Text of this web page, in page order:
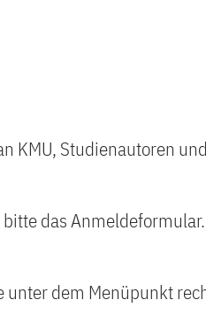
KMU, Studienautoren und
das
unter dem Menüpunkt